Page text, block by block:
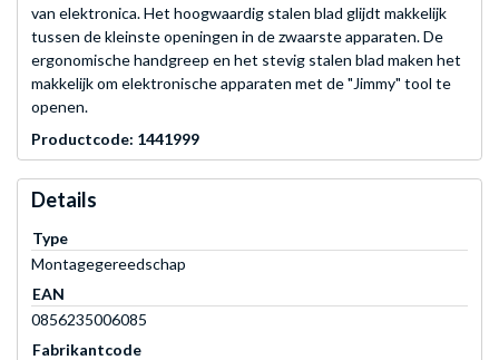
van elektronica. Het hoogwaardig stalen blad glijdt makkelijk
tussen de kleinste openingen in de zwaarste apparaten. De
ergonomische handgreep en het stevig stalen blad maken het
makkelijk om elektronische apparaten met de "Jimmy" tool te
openen.
Productcode: 1441999
Details
Type
Montagegereedschap
EAN
0856235006085
Fabrikantcode